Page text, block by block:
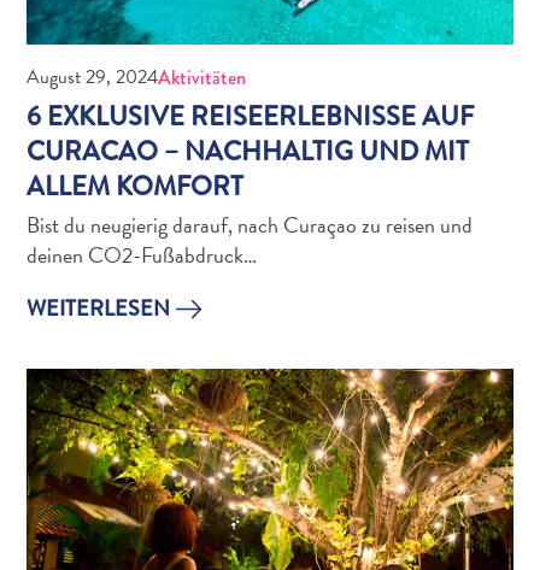
Tauchen
The
Blue
Updates
Neueste
Aktivitäten
Familienfreundlich
Kultur
Essen
Sie
Ihre
Reise
Tauchen
The
Blue
Wave
August 29, 2024Aktivitäten
6 EXKLUSIVE REISEERLEBNISSE AUF
CURACAO – NACHHALTIG UND MIT
ALLEM KOMFORT
Bist du neugierig darauf, nach Curaçao zu reisen und
deinen CO2-Fußabdruck…
WEITERLESEN